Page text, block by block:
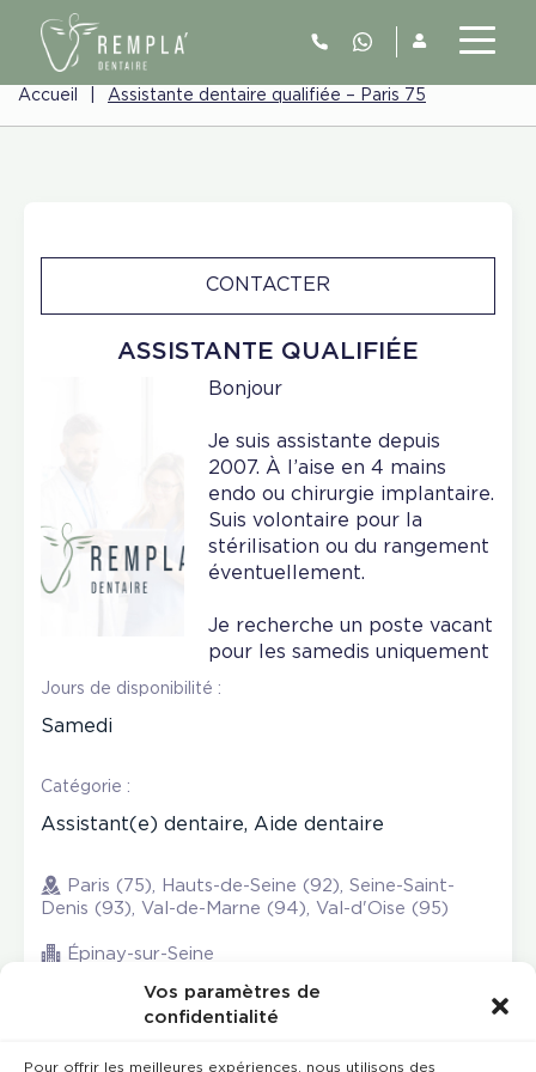
Vos paramètres de
confidentialité
Pour offrir les meilleures expériences, nous utilisons des
Accueil Assistante dentaire qualifiée – Paris 75
ASSISTANTE QUALIFIÉE
CONTACTER
Bonjour
Je suis assistante depuis
2007. À l’aise en 4 mains
endo ou chirurgie implantaire.
Suis volontaire pour la
stérilisation ou du rangement
éventuellement.
Je recherche un poste vacant
pour les samedis uniquement
Jours de disponibilité :
Samedi
Catégorie :
Assistant(e) dentaire, Aide dentaire
Paris (75), Hauts-de-Seine (92), Seine-Saint-
Denis (93), Val-de-Marne (94), Val-d'Oise (95)
Épinay-sur-Seine